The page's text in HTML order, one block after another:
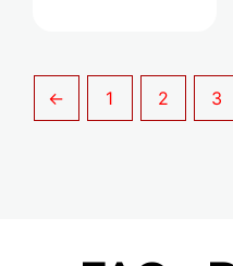
← 1 2 3